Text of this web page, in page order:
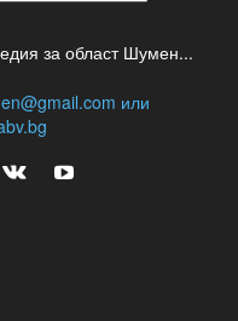
за област Шумен...
или